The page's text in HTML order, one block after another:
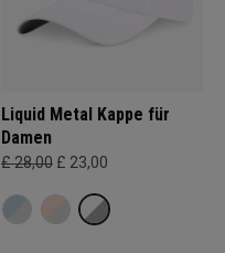
Liquid Metal Kappe für
Damen
£ 28,00 £ 23,00